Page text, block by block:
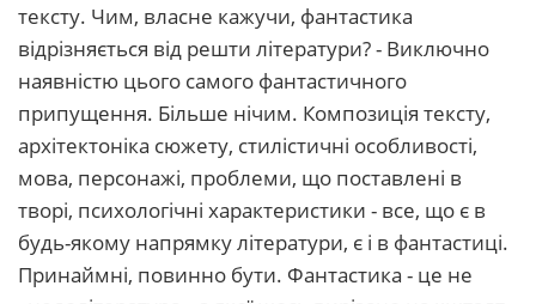
тексту. Чим, власне кажучи, фантастика
відрізняється від решти літератури? - Виключно
наявністю цього самого фантастичного
припущення. Більше нічим. Композиція тексту,
архітектоніка сюжету, стилістичні особливості,
мова, персонажі, проблеми, що поставлені в
творі, психологічні характеристики - все, що є в
будь-якому напрямку літератури, є і в фантастиці.
Принаймні, повинно бути. Фантастика - це не